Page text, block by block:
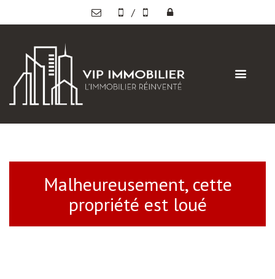
/
Malheureusement, cette
propriété est loué